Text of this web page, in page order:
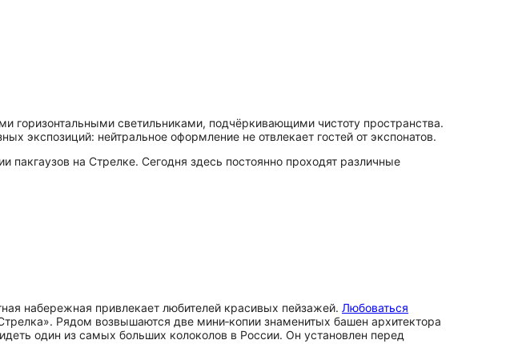
горизонтальными светильниками, подчёркивающими чистоту пространства.
экспозиций: нейтральное оформление не отвлекает гостей от экспонатов.
пакгаузов на Стрелке. Сегодня здесь постоянно проходят различные
набережная привлекает любителей красивых пейзажей. Любоваться
Рядом возвышаются две мини‑копии знаменитых башен архитектора
один из самых больших колоколов в России. Он установлен перед